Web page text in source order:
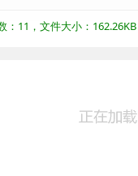
：11，文件大小：162.26KB